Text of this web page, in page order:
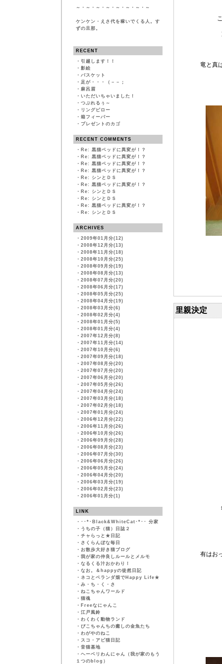
～・～・～・～・～・～・～・～
ケンケン・えさ代を稼いでくる人。す
ずの旦那。
RECENT
・ 引越します！！
・ 影絵
・ バスケット
・ 足が・・・（－－；
・ 麻呂眉
・ いただいちゃいました！
・ つぶれるぅ～
・ リングピロー
・ 箱フィーバー
・ プレゼントのカゴ
RECENT COMMENTS
・ Re: 黒猫ベッドに異変が！？
・ Re: 黒猫ベッドに異変が！？
・ Re: 黒猫ベッドに異変が！？
・ Re: 黒猫ベッドに異変が！？
・ Re: シンとＤＳ
・ Re: 黒猫ベッドに異変が！？
・ Re: シンとＤＳ
・ Re: シンとＤＳ
・ Re: 黒猫ベッドに異変が！？
・ Re: シンとＤＳ
ARCHIVES
・ 2009年01月分(12)
・ 2008年12月分(13)
・ 2008年11月分(18)
・ 2008年10月分(25)
・ 2008年09月分(19)
・ 2008年08月分(13)
・ 2008年07月分(20)
・ 2008年06月分(17)
・ 2008年05月分(25)
・ 2008年04月分(19)
・ 2008年03月分(6)
・ 2008年02月分(4)
・ 2008年01月分(5)
・ 2008年01月分(4)
・ 2007年12月分(8)
・ 2007年11月分(14)
・ 2007年10月分(6)
・ 2007年09月分(18)
・ 2007年08月分(20)
・ 2007年07月分(20)
・ 2007年06月分(20)
・ 2007年05月分(26)
・ 2007年04月分(24)
・ 2007年03月分(18)
・ 2007年02月分(18)
・ 2007年01月分(24)
・ 2006年12月分(22)
・ 2006年11月分(26)
・ 2006年10月分(26)
・ 2006年09月分(28)
・ 2006年08月分(23)
・ 2006年07月分(30)
・ 2006年06月分(26)
・ 2006年05月分(24)
・ 2006年04月分(20)
・ 2006年03月分(19)
・ 2006年02月分(23)
・ 2006年01月分(1)
LINK
・ ･･*･Black&WhiteCat･*･･ 分家
・ うちの子（猫）日誌２
・ チャらっと★日記
・ さくらんぼな毎日
・ お散歩大好き猫ブログ
・ 我が家の仲良しルールとメルモ
・ なるくる汁おかわり！
・ なお。＆happyの徒然日記
・ ネコとベランダ畑でHappy Life★
・ み・ち・く・さ
・ ねこちゃんワールド
・ 猫魂
・ Freeなにゃんこ
・ 江戸風鈴
・ わくわく動物ランド
・ ぴこちゃんちの癒しの金魚たち
・ わがやのねこ
・ スコ・アビ猫日記
・ 音猫基地
・ ヘーベリわんにゃん（我が家のもう
１つのblog）
竜と真
里親決定
有はお